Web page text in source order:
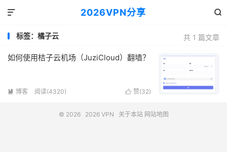
2026VPN分享 

共 1 篇文章
标签：橘子云
如何使用桔子云机场（JuziCloud）翻墙？
 赞(32)
 博客 阅读(4320)
© 2026 2026 VPN 关于本站 网站地图